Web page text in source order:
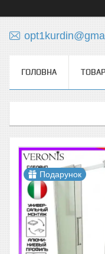
ГОЛОВНА
Подарунок